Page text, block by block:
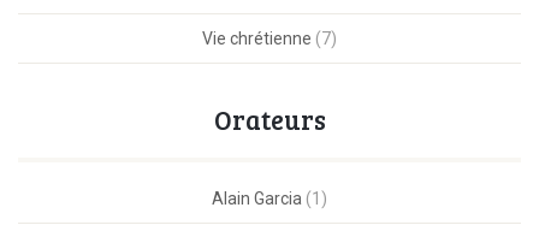
Vie chrétienne (7)
Orateurs
Alain Garcia (1)